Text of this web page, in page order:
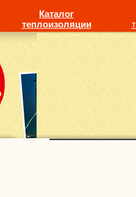
Каталог
теплоизоляции